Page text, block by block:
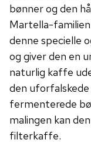
bønner og den
Martella-
denne specielle
og giver den en
naturlig kaffe
den uforfalskede
fermenterede
malingen kan
filterkaffe.